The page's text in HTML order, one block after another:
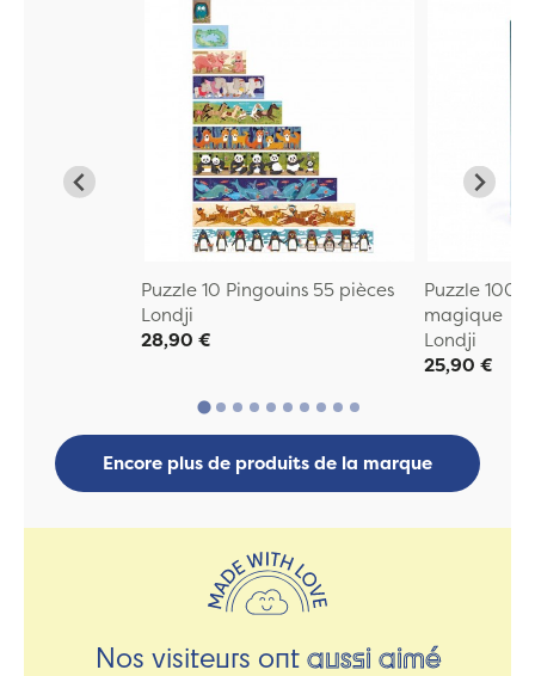
Puzzle 10 Pingouins 55 pièces
Londji
28,90 €
Puzzle 100
magique
Londji
25,90 €
Encore plus de produits de la marque
Nos visiteurs ontaussi aimé